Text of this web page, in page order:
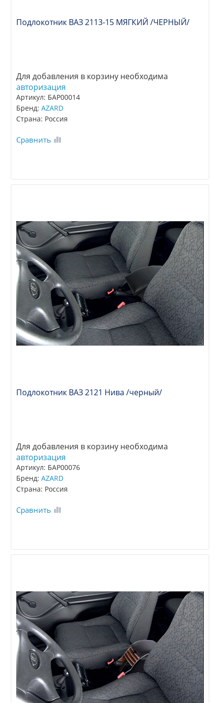
Подлокотник ВАЗ 2113-15 МЯГКИЙ /ЧЕРНЫЙ/
Для добавления в корзину необходима
авторизация
Артикул: БАР00014
Бренд:AZARD
Страна: Россия
Сравнить
Подлокотник ВАЗ 2121 Нива /черный/
Для добавления в корзину необходима
авторизация
Артикул: БАР00076
Бренд:AZARD
Страна: Россия
Сравнить